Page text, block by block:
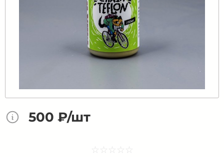
500 ₽/шт
☆ ☆ ☆ ☆ ☆
★ ★ ★ ★ ★